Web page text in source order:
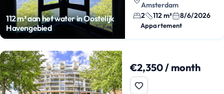
112 m² aan het water in Oostelijk
Havengebied
Amsterdam
2
112 m² 8/6/2026
Appartement
€2,350 / month